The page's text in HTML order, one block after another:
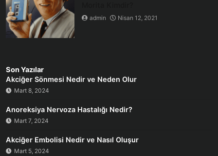
admin Nisan 12, 2021
Son Yazılar
Akciğer Sönmesi Nedir ve Neden Olur
Mart 8, 2024
Anoreksiya Nervoza Hastalığı Nedir?
Mart 7, 2024
Akciğer Embolisi Nedir ve Nasıl Oluşur
Mart 5, 2024